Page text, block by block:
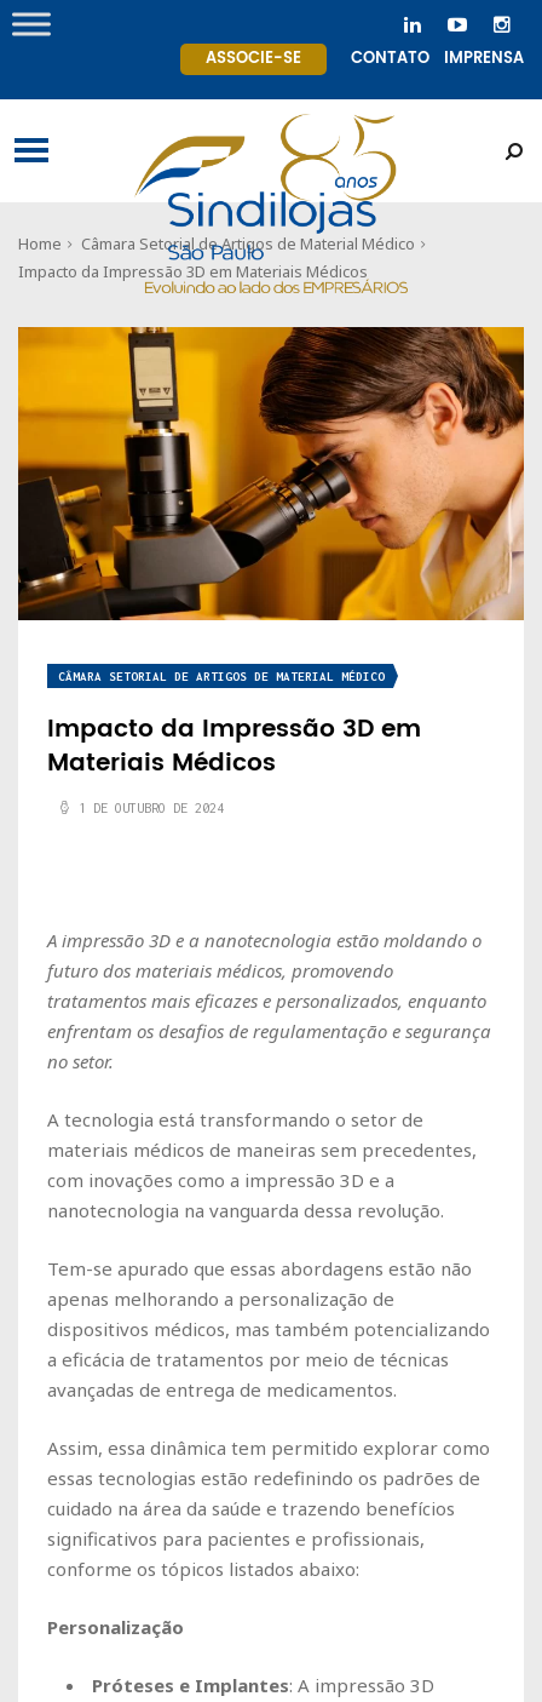
ASSOCIE-SE CONTATO IMPRENSA
Home
Câmara Setorial de Artigos de Material Médico
Impacto da Impressão 3D em Materiais Médicos
CÂMARA SETORIAL DE ARTIGOS DE MATERIAL MÉDICO
Impacto da Impressão 3D em
Materiais Médicos
1 DE OUTUBRO DE 2024
A impressão 3D e a nanotecnologia estão moldando o
futuro dos materiais médicos, promovendo
tratamentos mais eficazes e personalizados, enquanto
enfrentam os desafios de regulamentação e segurança
no setor.
A tecnologia está transformando o setor de
materiais médicos de maneiras sem precedentes,
com inovações como a impressão 3D e a
nanotecnologia na vanguarda dessa revolução.
Tem-se apurado que essas abordagens estão não
apenas melhorando a personalização de
dispositivos médicos, mas também potencializando
a eficácia de tratamentos por meio de técnicas
avançadas de entrega de medicamentos.
Assim, essa dinâmica tem permitido explorar como
essas tecnologias estão redefinindo os padrões de
cuidado na área da saúde e trazendo benefícios
significativos para pacientes e profissionais,
conforme os tópicos listados abaixo:
Personalização
Próteses e Implantes: A impressão 3D